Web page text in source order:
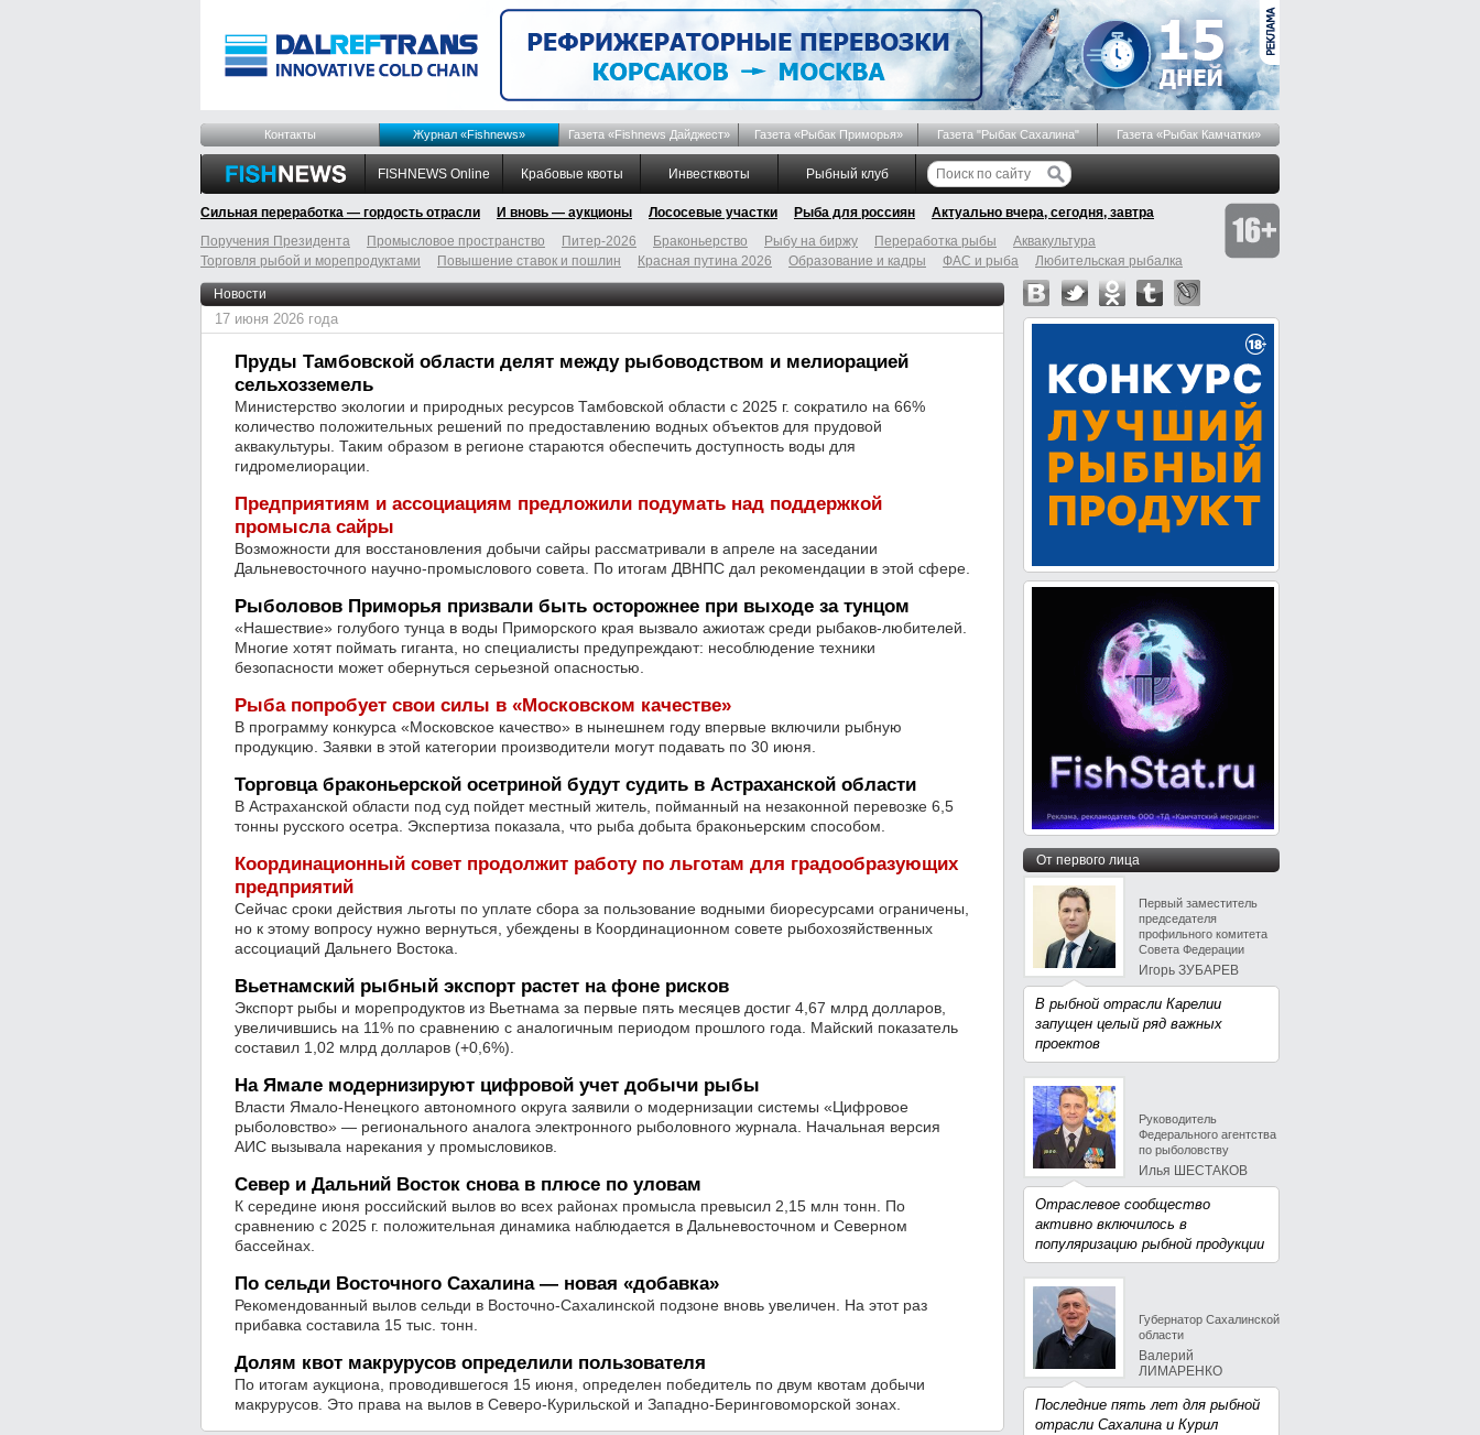
Контакты Журнал «Fishnews» Газета «Fishnews Дайджест» Газета «Рыбак Приморья» Газета "Рыбак Сахалина" Газета «Рыбак Камчатки»
FISHNEWS Online Крабовые квоты Инвестквоты Рыбный клуб
Сильная переработка — гордость отрасли И вновь — аукционы Лососевые участки Рыба для россиян
Актуально вчера, сегодня, завтра
Поручения Президента
Промысловое пространство Питер-2026 Браконьерство Рыбу на биржу Переработка рыбы
Аквакультура
Торговля рыбой и морепродуктами
Повышение ставок и пошлин Красная путина 2026 Образование и кадры ФАС и рыба Любительская рыбалка
Новости
17 июня 2026 года
Пруды Тамбовской области делят между рыбоводством и мелиорацией
сельхозземель
Министерство экологии и природных ресурсов Тамбовской области с 2025 г. сократило на 66%
количество положительных решений по предоставлению водных объектов для прудовой
аквакультуры. Таким образом в регионе стараются обеспечить доступность воды для
гидромелиорации.
Предприятиям и ассоциациям предложили подумать над поддержкой
промысла сайры
Возможности для восстановления добычи сайры рассматривали в апреле на заседании
Дальневосточного научно-промыслового совета. По итогам ДВНПС дал рекомендации в этой сфере.
Рыболовов Приморья призвали быть осторожнее при выходе за тунцом
«Нашествие» голубого тунца в воды Приморского края вызвало ажиотаж среди рыбаков-любителей.
Многие хотят поймать гиганта, но специалисты предупреждают: несоблюдение техники
безопасности может обернуться серьезной опасностью.
Рыба попробует свои силы в «Московском качестве»
В программу конкурса «Московское качество» в нынешнем году впервые включили рыбную
продукцию. Заявки в этой категории производители могут подавать по 30 июня.
Торговца браконьерской осетриной будут судить в Астраханской области
В Астраханской области под суд пойдет местный житель, пойманный на незаконной перевозке 6,5
тонны русского осетра. Экспертиза показала, что рыба добыта браконьерским способом.
Координационный совет продолжит работу по льготам для градообразующих
предприятий
Сейчас сроки действия льготы по уплате сбора за пользование водными биоресурсами ограничены,
но к этому вопросу нужно вернуться, убеждены в Координационном совете рыбохозяйственных
ассоциаций Дальнего Востока.
Вьетнамский рыбный экспорт растет на фоне рисков
Экспорт рыбы и морепродуктов из Вьетнама за первые пять месяцев достиг 4,67 млрд долларов,
увеличившись на 11% по сравнению с аналогичным периодом прошлого года. Майский показатель
составил 1,02 млрд долларов (+0,6%).
На Ямале модернизируют цифровой учет добычи рыбы
Власти Ямало-Ненецкого автономного округа заявили о модернизации системы «Цифровое
рыболовство» — регионального аналога электронного рыболовного журнала. Начальная версия
АИС вызывала нарекания у промысловиков.
Север и Дальний Восток снова в плюсе по уловам
К середине июня российский вылов во всех районах промысла превысил 2,15 млн тонн. По
сравнению с 2025 г. положительная динамика наблюдается в Дальневосточном и Северном
бассейнах.
По сельди Восточного Сахалина — новая «добавка»
Рекомендованный вылов сельди в Восточно-Сахалинской подзоне вновь увеличен. На этот раз
прибавка составила 15 тыс. тонн.
Долям квот макрурусов определили пользователя
По итогам аукциона, проводившегося 15 июня, определен победитель по двум квотам добычи
макрурусов. Это права на вылов в Северо-Курильской и Западно-Беринговоморской зонах.
От первого лица
Первый заместитель
председателя
профильного комитета
Совета Федерации
Игорь ЗУБАРЕВ
В рыбной отрасли Карелии
запущен целый ряд важных
проектов
Руководитель
Федерального агентства
по рыболовству
Илья ШЕСТАКОВ
Отраслевое сообщество
активно включилось в
популяризацию рыбной продукции
Губернатор Сахалинской
области
Валерий
ЛИМАРЕНКО
Последние пять лет для рыбной
отрасли Сахалина и Курил